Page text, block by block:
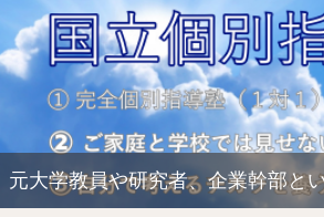
元大学教員や研究者、企業幹部と